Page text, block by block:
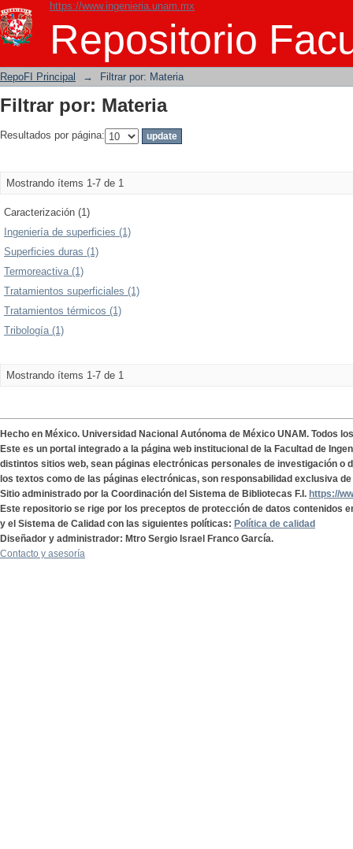
https://www.ingenieria.unam.mx
Repositorio
Filtrar por: Materia
RepoFI Principal → Filtrar por: Materia
Filtrar por: Materia
Resultados por página:
Mostrando ítems 1-7 de 1
Caracterización (1)
Ingeniería de superficies (1)
Superficies duras (1)
Termoreactiva (1)
Tratamientos superficiales (1)
Tratamientos térmicos (1)
Tribología (1)
Mostrando ítems 1-7 de 1
Hecho en México. Universidad Nacional Autónoma de México UNAM. Todos
Este es un portal integrado a la página web institucional de la Facultad de
distintos sitios web, sean páginas electrónicas personales de investigación o
los textos como de las páginas electrónicas, son responsabilidad exclusiva
Sitio administrado por la Coordinación del Sistema de Bibliotecas F.I. https://
Este repositorio se rige por los preceptos de protección de datos contenidos
y el Sistema de Calidad con las siguientes políticas: Política de calidad
Diseñador y administrador: Mtro Sergio Israel Franco García.
Contacto y asesoría